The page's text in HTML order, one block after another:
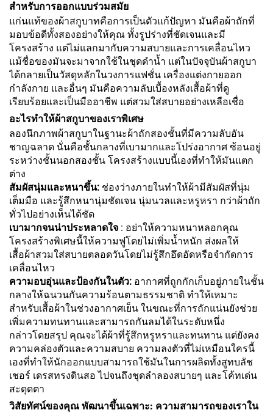
สำหรับการออกแบบร่วมสมัย
แก่นแท้ของผ้าสกูบาทคือการเป็นตัวแก้ปัญหา มันคือผ้าถักที่
มอบข้อดีทั้งสองอย่างให้คุณ ทั้งรูปร่างที่ชัดเจนและมี
โครงสร้าง แต่ไม่แลกมากับความสบายและการเคลื่อนไหว
แม้ชื่อของมันจะมาจากใช้ในชุดดำน้ำ แต่ในปัจจุบันผ้าสกูบา
ได้กลายเป็นวัสดุหลักในวงการแฟชั่น เครื่องแต่งกายออก
กำลังกาย และอื่นๆ มันคือความลับเบื้องหลังเสื้อผ้าที่ดู
เรียบร้อยและเป็นมืออาชีพ แต่สวมใส่สบายอย่างเหลือเชื่อ
อะไรทำให้ผ้าสกูบาของเราพิเศษ
ลองนึกภาพผ้าสกูบาในฐานะผ้าถักสองชั้นที่มีความลับอัน
ชาญฉลาด นั่นคือชั้นกลางที่เบามากและโปร่งอากาศ ซ้อนอยู่
ระหว่างชั้นนอกสองชั้น โครงสร้างแบบนี้เองที่ทำให้มันแตก
ต่าง
สัมผัสนุ่มและหนาขึ้น: ช่องว่างภายในทำให้ผ้ามีสัมผัสที่นุ่ม
เต็มมือ และรู้สึกหนานุ่มชัดเจน นุ่มนวลและหรูหรา กว่าผ้าถัก
ทั่วไปอย่างเห็นได้ชัด
เบามากจนน่าประหลาดใจ : อย่าให้ความหนาหลอกคุณ
โครงสร้างพิเศษนี้ให้ความฟูโดยไม่เพิ่มน้ำหนัก ส่งผลให้
เสื้อผ้าสวมใส่สบายตลอดวันโดยไม่รู้สึกอึดอัดหรือจำกัดการ
เคลื่อนไหว
ความอบอุ่นและป้องกันในตัว: อากาศที่ถูกกักเก็บอยู่ภายในชั้น
กลางให้ฉนวนกันความร้อนตามธรรมชาติ ทำให้เหมาะ
สำหรับเสื้อผ้าในช่วงอากาศเย็น ในขณะที่การถักแน่นยังช่วย
เพิ่มความทนทานและสามารถกันลมได้ในระดับหนึ่ง
กล่าวโดยสรุป คุณจะได้ผ้าที่รู้สึกหรูหราและทนทาน แต่ยังคง
ความคล่องตัวและความสบาย ความลงตัวที่ไม่เหมือนใครนี้
เองที่ทำให้นักออกแบบสามารถใช้มันในการผลิตทั้งสูทบลัช
เชอร์ เดรสทรงดินสอ ไปจนถึงชุดลำลองสบายๆ และโค้ทเด่น
สะดุดตา
วิสัยทัศน์ของคุณ พัฒนาขึ้นเฉพาะ: ความสามารถของเราใน